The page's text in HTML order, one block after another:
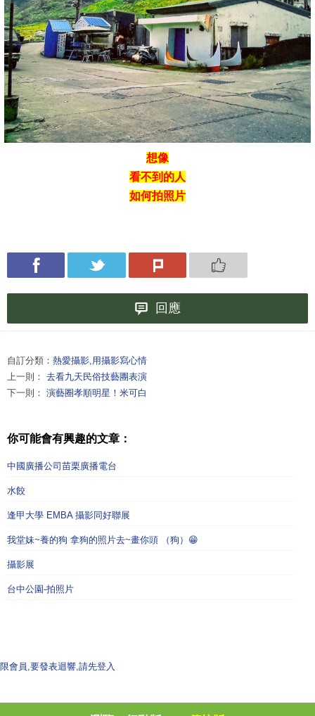
想像
看不到的人
如何拍照片
回應
自訂分類： 熱愛攝影,用攝影寫心情
上一則： 去看九天民俗技藝團表演
下一則： 演藝圈孝順明星！米可白
你可能會有興趣的文章：
中國廣播公司苗栗廣播電台
水餃
逢甲大學 EMBA 攝影同好聯展
我堂妹~養的狗 拿狗的照片去~畫你頭 （狗）😁
攝影展
台中公園-拍照片
限會員,要發表迴響,請先登入